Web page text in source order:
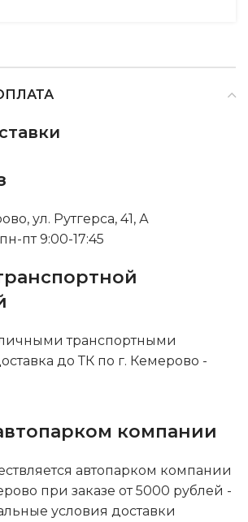
ул. Рутгерса, 41, А
пт 9:00-17:45
транспортными
до ТК по г. Кемерово -
компании
автопарком компании
при заказе от 5000 рублей -
условия доставки